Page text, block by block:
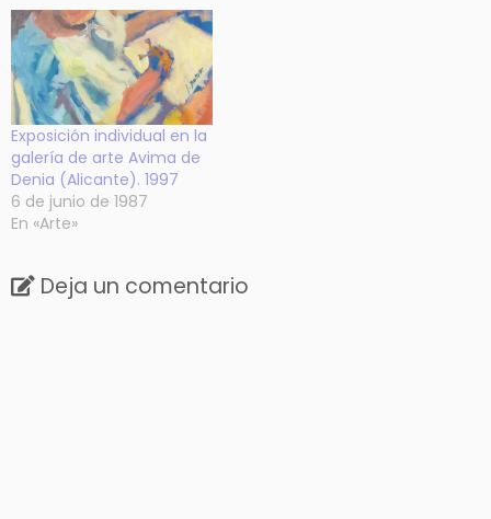
Exposición individual en la
galería de arte Avima de
Denia (Alicante). 1997
6 de junio de 1987
En «Arte»
Deja un comentario